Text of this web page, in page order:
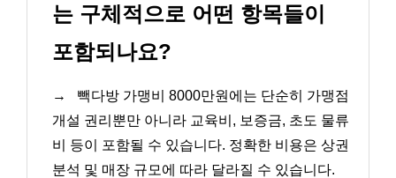
는 구체적으로 어떤 항목들이
포함되나요?
→
빽다방 가맹비 8000만원에는 단순히 가맹점
개설 권리뿐만 아니라 교육비, 보증금, 초도 물류
비 등이 포함될 수 있습니다. 정확한 비용은 상권
분석 및 매장 규모에 따라 달라질 수 있습니다.